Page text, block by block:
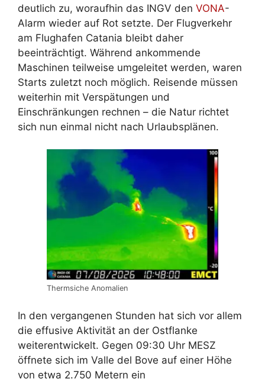
deutlich zu, woraufhin das INGV den VONA-
Alarm wieder auf Rot setzte. Der Flugverkehr
am Flughafen Catania bleibt daher
beeinträchtigt. Während ankommende
Maschinen teilweise umgeleitet werden, waren
Starts zuletzt noch möglich. Reisende müssen
weiterhin mit Verspätungen und
Einschränkungen rechnen – die Natur richtet
sich nun einmal nicht nach Urlaubsplänen.
Thermsiche Anomalien
In den vergangenen Stunden hat sich vor allem
die effusive Aktivität an der Ostflanke
weiterentwickelt. Gegen 09:30 Uhr MESZ
öffnete sich im Valle del Bove auf einer Höhe
von etwa 2.750 Metern ein